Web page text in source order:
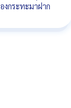
กระทะมาฝาก